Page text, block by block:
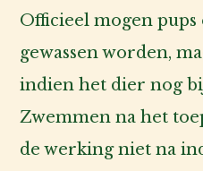
Officieel mogen
gewassen worden,
indien het dier nog
Zwemmen na het
de werking niet na